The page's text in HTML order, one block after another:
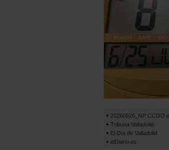
20260626_NP CCOO
Tribuna Valladolid
El Día de Valladolid
elDiario.es